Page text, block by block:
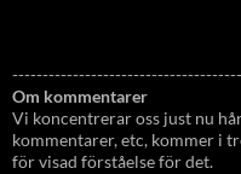
Om kommentarer
Vi koncentrerar oss just nu
kommentarer, etc, kommer i
för visad förståelse för det.